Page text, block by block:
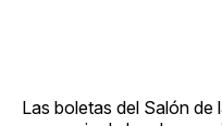
Las boletas del Salón